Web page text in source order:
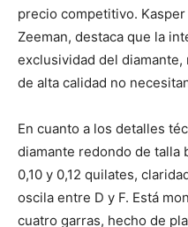
precio competitivo.
Zeeman, destaca que la
exclusividad del
de alta calidad no
En cuanto a los detalles
diamante redondo de talla
0,10 y 0,12 quilates,
oscila entre D y F. Está
cuatro garras, hecho de